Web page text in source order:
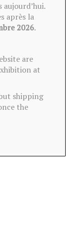
aujourd’hui.
après la
2026.
are
at
shipping
the